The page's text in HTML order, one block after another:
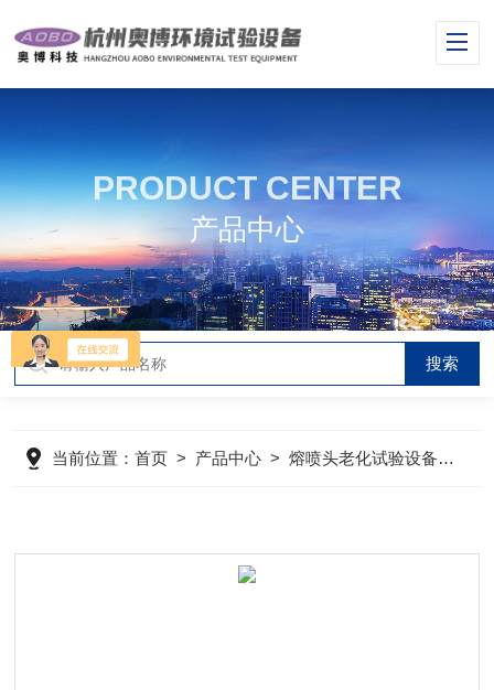
PRODUCT CENTER
产品中心
当前位置：首页 > 产品中心 >熔喷头老化试验设备>